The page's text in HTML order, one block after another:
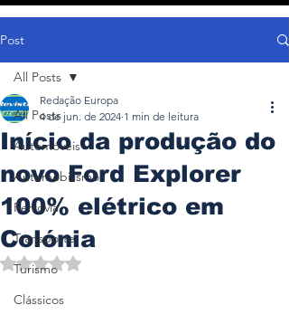
Post
All Posts
Automóveis
Automobilismo
Ferrovia
Transporte
Turismo
Clássicos
All Posts
Início da produção do
novo Ford Explorer
100% elétrico em
Colónia
Redação Europa
4 de jun. de 2024 1 min de leitura
Avaliado com NaN de 5 estrelas.